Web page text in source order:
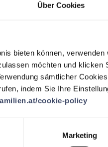
Über Cookies
bieten können, verwenden
möchten und klicken
sämtlicher Cookies
indem Sie Ihre
cookie-policy
Marketing